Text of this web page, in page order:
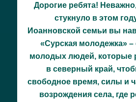
Дорогие ребята!
стукнуло в этом
Иоанновской семьи вы
«Сурская молодежка»
молодых людей, которые
в северный край,
свободное время, силы и
возрождения села, где